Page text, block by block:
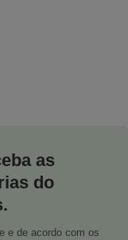
as
do
e de acordo com os